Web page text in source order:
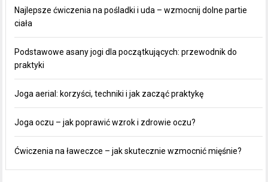
Najlepsze ćwiczenia na pośladki i uda – wzmocnij dolne partie
ciała
Podstawowe asany jogi dla początkujących: przewodnik do
praktyki
Joga aerial: korzyści, techniki i jak zacząć praktykę
Joga oczu – jak poprawić wzrok i zdrowie oczu?
Ćwiczenia na ławeczce – jak skutecznie wzmocnić mięśnie?